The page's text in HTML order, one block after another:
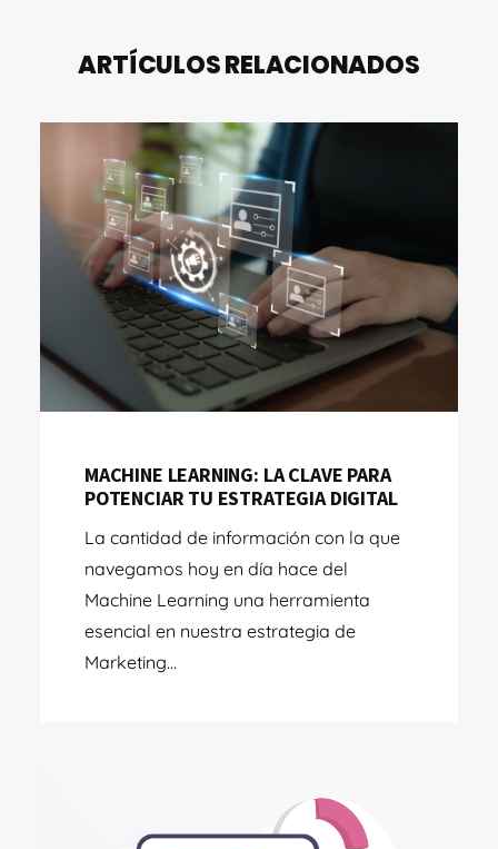
ARTÍCULOS RELACIONADOS
MACHINE LEARNING: LA CLAVE PARA
POTENCIAR TU ESTRATEGIA DIGITAL
La cantidad de información con la que
navegamos hoy en día hace del
Machine Learning una herramienta
esencial en nuestra estrategia de
Marketing...